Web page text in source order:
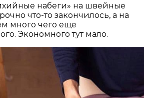
набеги» на швейные
что-то закончилось, а на
много чего еще
Экономного тут мало.